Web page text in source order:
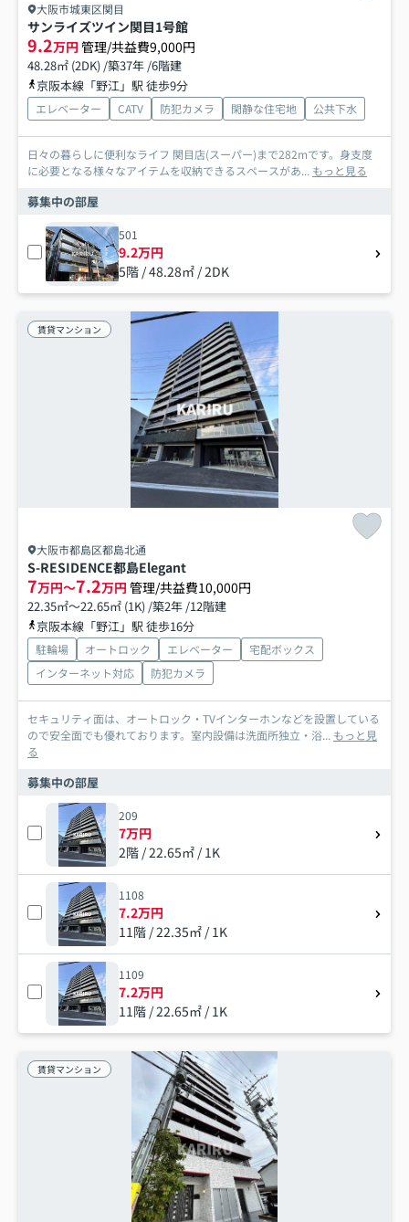
大阪市城東区関目
サンライズツイン関目1号館
9.2万円 管理/共益費9,000円
48.28㎡ (2DK) /築37年 /6階建
京阪本線「野江」駅 徒歩9分
エレベーター CATV 防犯カメラ 閑静な住宅地 公共下水
日々の暮らしに便利なライフ 関目店(スーパー)まで282mです。身支度
に必要となる様々なアイテムを収納できるスペースがあ... もっと見る
募集中の部屋
501
9.2万円
5階 / 48.28㎡ / 2DK
賃貸マンション
大阪市都島区都島北通
S-RESIDENCE都島Elegant
7万円～7.2万円 管理/共益費10,000円
22.35㎡～22.65㎡ (1K) /築2年 /12階建
京阪本線「野江」駅 徒歩16分
駐輪場 オートロック エレベーター
宅配ボックス
インターネット対応
防犯カメラ
セキュリティ面は、オートロック・TVインターホンなどを設置している
ので安全面でも優れております。室内設備は洗面所独立・浴... もっと見
る
募集中の部屋
209
7万円
2階 / 22.65㎡ / 1K
1108
7.2万円
11階 / 22.35㎡ / 1K
1109
7.2万円
11階 / 22.65㎡ / 1K
賃貸マンション